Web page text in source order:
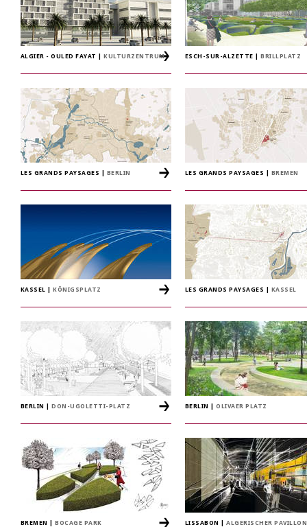
ALGIER - OULED FAYAT |KULTURZENTRUM ESCH-SUR-ALZETTE |BRILLPLATZ
LES GRANDS PAYSAGES BERLIN LES GRANDS PAYSAGES BREMEN
KASSEL |KÖNIGSPLATZ LES GRANDS PAYSAGES KASSEL
BERLIN |DON-UGOLETTI-PLATZ BERLIN |OLIVAER PLATZ
BREMEN |BOCAGE PARK LISSABON |ALGERISCHER